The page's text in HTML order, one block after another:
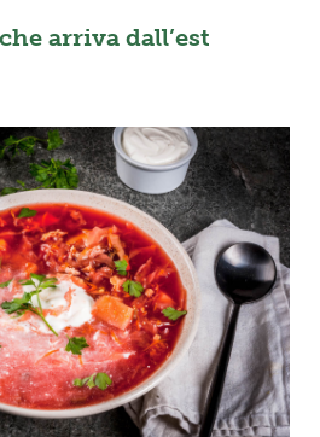
arriva dall’est